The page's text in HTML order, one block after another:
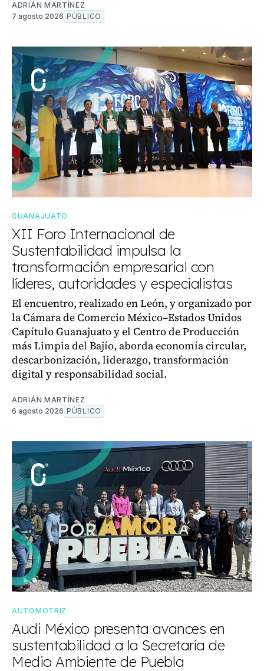
ADRIÁN MARTÍNEZ
7 agosto 2026 PÚBLICO
GUANAJUATO
XII Foro Internacional de
Sustentabilidad impulsa la
transformación empresarial con
líderes, autoridades y especialistas
El encuentro, realizado en León, y organizado por
la Cámara de Comercio México–Estados Unidos
Capítulo Guanajuato y el Centro de Producción
más Limpia del Bajío, aborda economía circular,
descarbonización, liderazgo, transformación
digital y responsabilidad social.
ADRIÁN MARTÍNEZ
6 agosto 2026 PÚBLICO
AUTOMOTRIZ
Audi México presenta avances en
sustentabilidad a la Secretaría de
Medio Ambiente de Puebla